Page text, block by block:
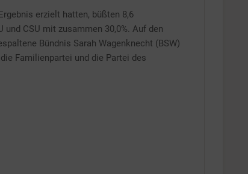
erzielt hatten, büßten 8,6
CSU mit zusammen 30,0%. Auf den
Bündnis Sarah Wagenknecht (BSW)
Familienpartei und die Partei des
Inaktiv